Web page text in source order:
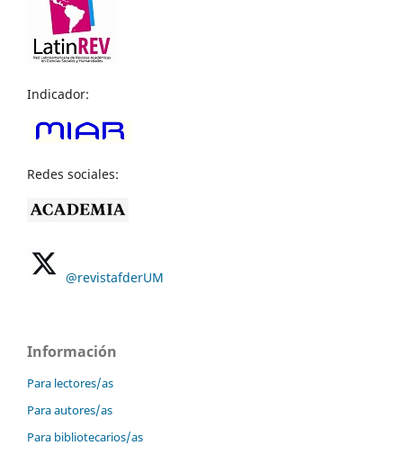
Indicador:
Redes sociales:
@revistafderUM
Información
Para lectores/as
Para autores/as
Para bibliotecarios/as